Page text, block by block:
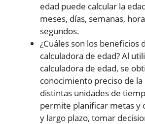
edad puede calcular la
meses, días, semanas,
segundos.
¿Cuáles son los beneficios
calculadora de edad? Al
calculadora de edad, se
conocimiento preciso de la
distintas unidades de
permite planificar metas y
y largo plazo, tomar